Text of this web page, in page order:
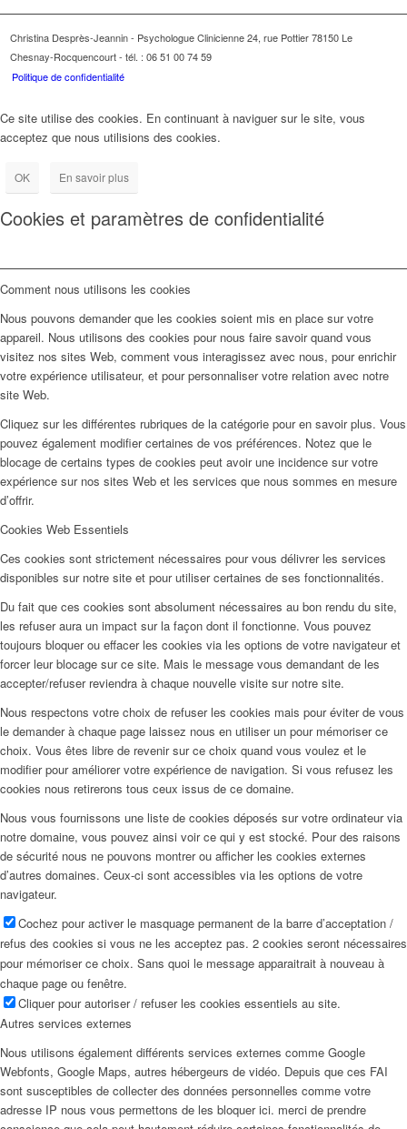
Christina Desprès-Jeannin - Psychologue Clinicienne 24, rue Pottier 78150 Le
Chesnay-Rocquencourt - tél. : 06 51 00 74 59
Politique de confidentialité
Ce site utilise des cookies. En continuant à naviguer sur le site, vous
acceptez que nous utilisions des cookies.
OK En savoir plus
Cookies et paramètres de confidentialité
Comment nous utilisons les cookies
Nous pouvons demander que les cookies soient mis en place sur votre
appareil. Nous utilisons des cookies pour nous faire savoir quand vous
visitez nos sites Web, comment vous interagissez avec nous, pour enrichir
votre expérience utilisateur, et pour personnaliser votre relation avec notre
site Web.
Cliquez sur les différentes rubriques de la catégorie pour en savoir plus. Vous
pouvez également modifier certaines de vos préférences. Notez que le
blocage de certains types de cookies peut avoir une incidence sur votre
expérience sur nos sites Web et les services que nous sommes en mesure
d’offrir.
Cookies Web Essentiels
Ces cookies sont strictement nécessaires pour vous délivrer les services
disponibles sur notre site et pour utiliser certaines de ses fonctionnalités.
Du fait que ces cookies sont absolument nécessaires au bon rendu du site,
les refuser aura un impact sur la façon dont il fonctionne. Vous pouvez
toujours bloquer ou effacer les cookies via les options de votre navigateur et
forcer leur blocage sur ce site. Mais le message vous demandant de les
accepter/refuser reviendra à chaque nouvelle visite sur notre site.
Nous respectons votre choix de refuser les cookies mais pour éviter de vous
le demander à chaque page laissez nous en utiliser un pour mémoriser ce
choix. Vous êtes libre de revenir sur ce choix quand vous voulez et le
modifier pour améliorer votre expérience de navigation. Si vous refusez les
cookies nous retirerons tous ceux issus de ce domaine.
Nous vous fournissons une liste de cookies déposés sur votre ordinateur via
notre domaine, vous pouvez ainsi voir ce qui y est stocké. Pour des raisons
de sécurité nous ne pouvons montrer ou afficher les cookies externes
d’autres domaines. Ceux-ci sont accessibles via les options de votre
navigateur.
Cochez pour activer le masquage permanent de la barre d’acceptation /
refus des cookies si vous ne les acceptez pas. 2 cookies seront nécessaires
pour mémoriser ce choix. Sans quoi le message apparaitrait à nouveau à
chaque page ou fenêtre.
Cliquer pour autoriser / refuser les cookies essentiels au site.
Autres services externes
Nous utilisons également différents services externes comme Google
Webfonts, Google Maps, autres hébergeurs de vidéo. Depuis que ces FAI
sont susceptibles de collecter des données personnelles comme votre
adresse IP nous vous permettons de les bloquer ici. merci de prendre